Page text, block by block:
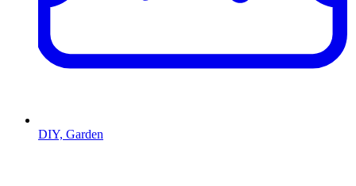
DIY, Garden